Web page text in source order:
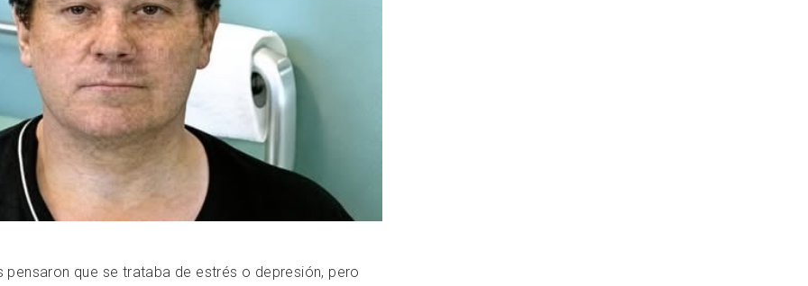
pensaron que se trataba de estrés o depresión, pero